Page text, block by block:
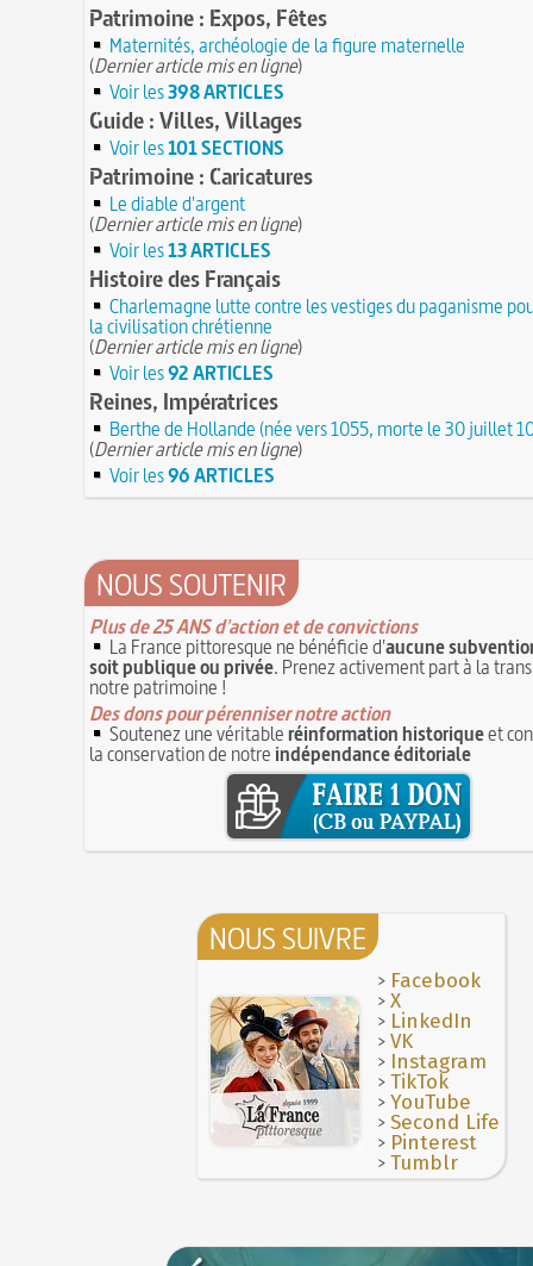
Patrimoine : Expos, Fêtes
Maternités, archéologie de la figure maternelle
(Dernier article mis en ligne)
Voir les398 ARTICLES
Guide : Villes, Villages
Voir les101 SECTIONS
Patrimoine : Caricatures
Le diable d'argent
(Dernier article mis en ligne)
Voir les13 ARTICLES
Histoire des Français
Charlemagne lutte contre les vestiges du paganisme
la civilisation chrétienne
(Dernier article mis en ligne)
Voir les92 ARTICLES
Reines, Impératrices
Berthe de Hollande (née vers 1055, morte le 30 juillet
(Dernier article mis en ligne)
Voir les96 ARTICLES
NOUS SOUTENIR
Plus de 25 ANS d'action et de convictions
La France pittoresque ne bénéficie d'aucune
soit publique ou privée. Prenez activement part à la
notre patrimoine !
Des dons pour pérenniser notre action
Soutenez une véritableréinformation historiqueet
la conservation de notre indépendance éditoriale
NOUS SUIVRE
> Facebook
>X
> LinkedIn
>VK
> Instagram
>TikTok
>YouTube
>Second Life
> Pinterest
>Tumblr